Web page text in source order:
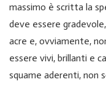
massimo è scritta la
deve essere
acre e, ovviamente,
essere vivi, brillanti e
squame aderenti, non